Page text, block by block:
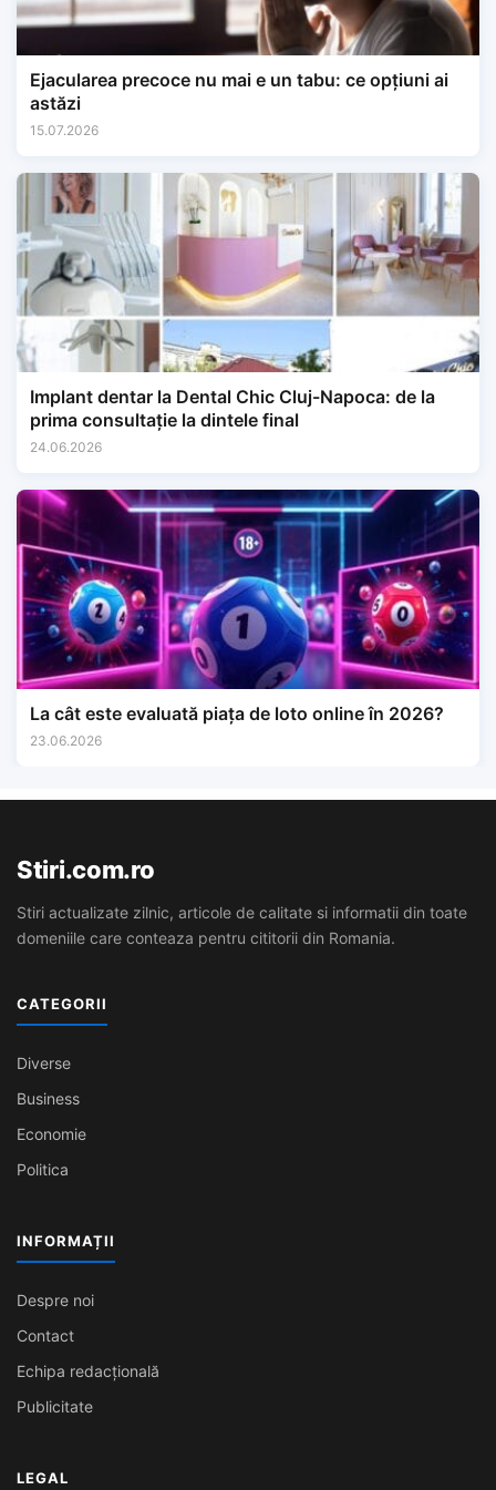
Ejacularea precoce nu mai e un tabu: ce opțiuni ai
astăzi
15.07.2026
Implant dentar la Dental Chic Cluj-Napoca: de la
prima consultație la dintele final
24.06.2026
La cât este evaluată piața de loto online în 2026?
23.06.2026
Stiri.com.ro
Stiri actualizate zilnic, articole de calitate si informatii din toate
domeniile care conteaza pentru cititorii din Romania.
CATEGORII
Diverse
Business
Economie
Politica
INFORMAȚII
Despre noi
Contact
Echipa redacțională
Publicitate
LEGAL